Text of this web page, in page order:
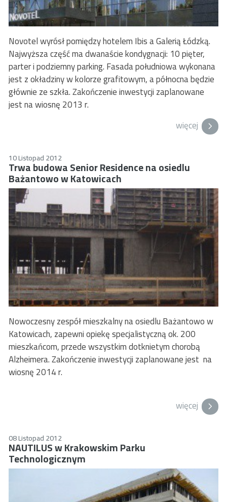
Novotel wyrósł pomiędzy ho­telem Ibis a Galerią Łódzką.
Najwyższa część ma dwanaście kondygnacji: 10 pięter,
parter i podziemny parking. Fa­sada południowa wykonana
jest z okładziny w kolorze grafitowym, a północna będzie
głównie ze szkła. Zakończenie inwestycji zaplanowane
jest na wiosnę 2013 r.
więcej
10 Listopad 2012
Trwa budowa Senior Residence na osiedlu
Bażantowo w Katowicach
Nowoczesny zespół mieszkalny na osiedlu Bażantowo w
Katowicach, zapewni opiekę specjalistyczną ok. 200
mieszkańcom, przede wszystkim dotknietym chorobą
Alzheimera. Zakończenie inwestycji zaplanowane jest na
wiosnę 2014 r.
więcej
08 Listopad 2012
NAUTILUS w Krakowskim Parku
Technologicznym